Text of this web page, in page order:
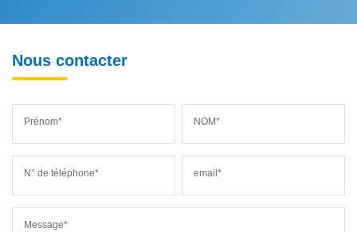
Nous contacter
Prénom* NOM*
N° de téléphone* email*
Message*